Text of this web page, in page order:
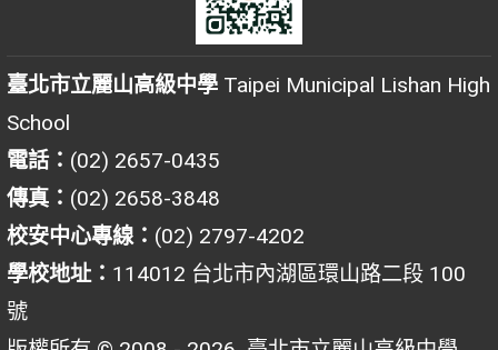
臺北市立麗山高級中學 Taipei Municipal Lishan High
School
電話： (02) 2657-0435
傳真： (02) 2658-3848
校安中心專線： (02) 2797-4202
學校地址： 114012 台北市內湖區環山路二段 100
號